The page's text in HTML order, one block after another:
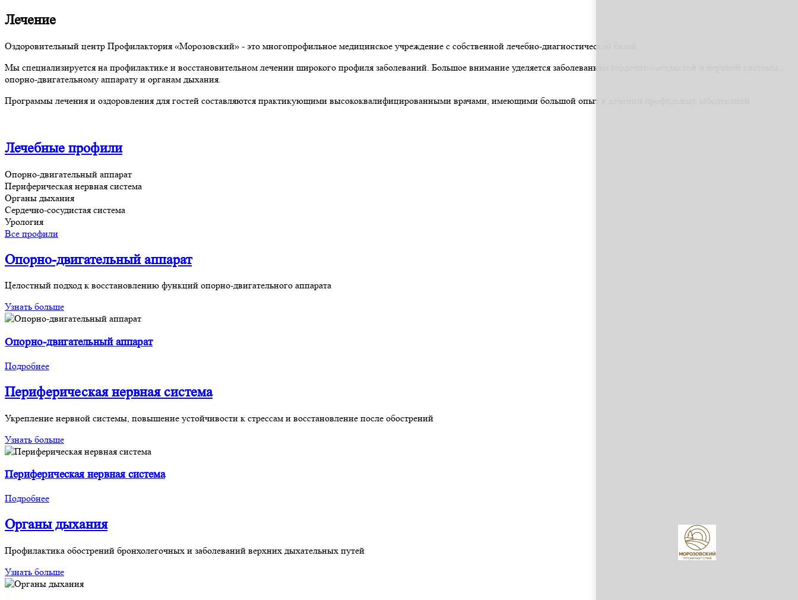
Лечение
Оздоровительный центр Профилактория «Морозовский» - это многопрофильное медицинское учреждение с собственной лечебно-диагностической базой.
Мы специализируется на профилактике и восстановительном лечении широкого профиля заболеваний. Большое внимание уделяется заболеваниям сердечно-сосудистой и нервной системы,
опорно-двигательному аппарату и органам дыхания.
Программы лечения и оздоровления для гостей составляются практикующими высококвалифицированными врачами, имеющими большой опыт в лечении профильных заболеваний.
Лечебные профили
Опорно-двигательный аппарат
Периферическая нервная система
Органы дыхания
Сердечно-сосудистая система
Урология
Все профили
Опорно-двигательный аппарат
Целостный подход к восстановлению функций опорно-двигательного аппарата
Узнать больше
Опорно-двигательный аппарат
Подробнее
Периферическая нервная система
Укрепление нервной системы, повышение устойчивости к стрессам и восстановление после обострений
Узнать больше
Периферическая нервная система
Подробнее
Органы дыхания
Профилактика обострений бронхолегочных и заболеваний верхних дыхательных путей
Узнать больше